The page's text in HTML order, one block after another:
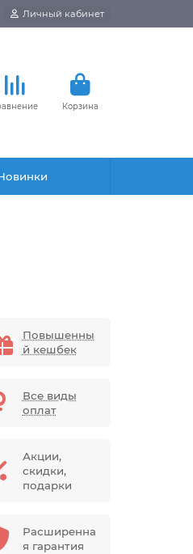
Личный кабинет
Корзина
Повышенны
й кешбек
Все виды
оплат
Акции,
скидки,
подарки
Расширенна
я гарантия